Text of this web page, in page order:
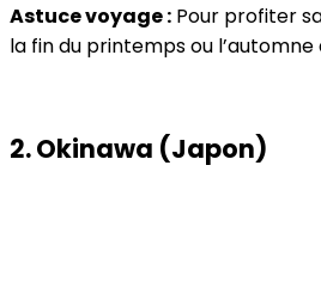
Astuce voyage : Pour profiter
la fin du printemps ou l’automne
2. Okinawa (Japon)